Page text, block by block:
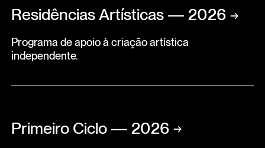
Residências Artísticas — 2026 →
Programa de apoio à criação artística
independente.
Primeiro Ciclo — 2026 →